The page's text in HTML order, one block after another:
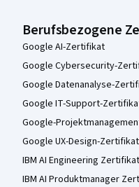
Berufsbezogene
Google AI-Zertifikat
Google Cybersecurity-
Google Datenanalyse-
Google IT-Support-
Google-
Google UX-Design-Zertifikat
IBM AI Engineering Zertifikat
IBM AI Produktmanager